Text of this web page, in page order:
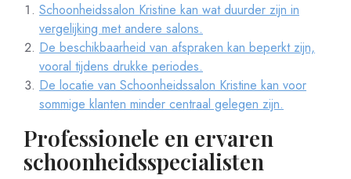
Schoonheidssalon Kristine kan wat duurder zijn in
vergelijking met andere salons.
De beschikbaarheid van afspraken kan beperkt zijn,
vooral tijdens drukke periodes.
De locatie van Schoonheidssalon Kristine kan voor
sommige klanten minder centraal gelegen zijn.
Professionele en ervaren
schoonheidsspecialisten